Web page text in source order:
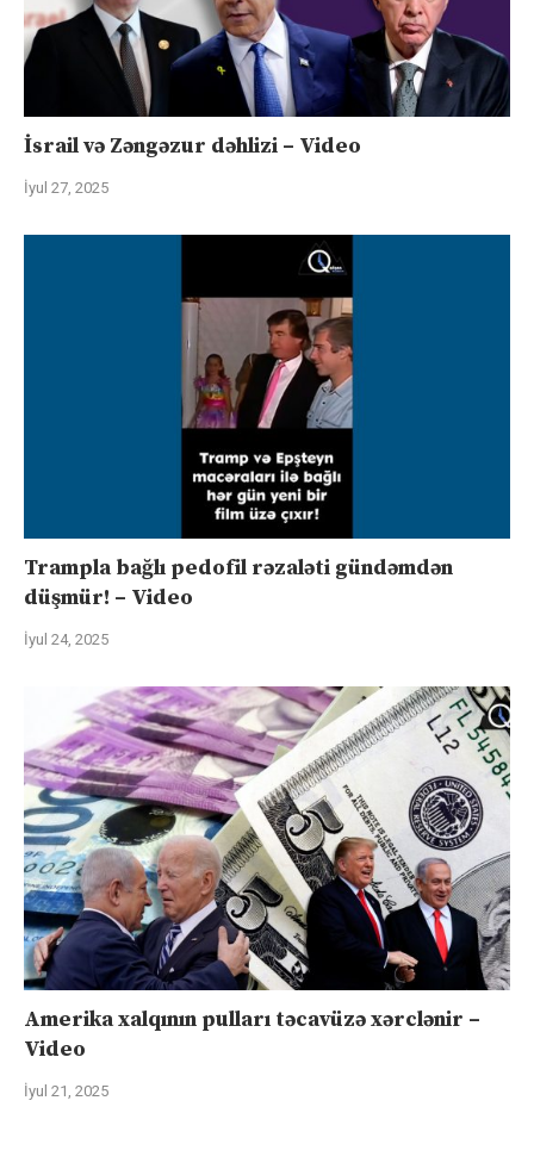
İsrail və Zəngəzur dəhlizi – Video
İyul 27, 2025
Trampla bağlı pedofil rəzaləti gündəmdən
düşmür! – Video
İyul 24, 2025
Amerika xalqının pulları təcavüzə xərclənir –
Video
İyul 21, 2025